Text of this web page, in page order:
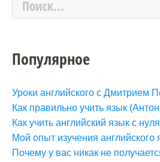
Популярное
Уроки английского с Дмитрием
Как правильно учить язык
Как учить английский язык с
Мой опыт изучения английского
Почему у вас никак не